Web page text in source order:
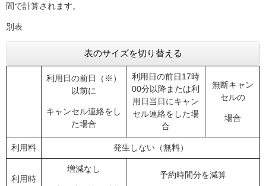
間で計算されます。
別表
表のサイズを切り替える
利用日の前日（※）
以前に
キャンセル連絡をし
た場合
利用日の前日17時
00分以降または利
用日当日にキャン
セル連絡をした場
合
無断キャン
セルの
場合
利用料 発生しない（無料）
利用時
増減なし
予約時間分を減算